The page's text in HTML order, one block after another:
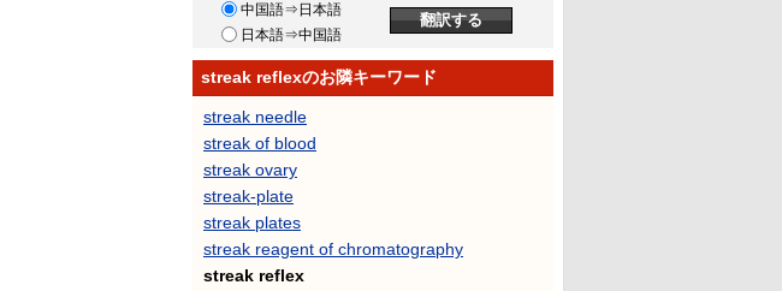
中国語⇒日本語
日本語⇒中国語
streak reflexのお隣キーワード
streak needle
streak of blood
streak ovary
streak-plate
streak plates
streak reagent of chromatography
streak reflex